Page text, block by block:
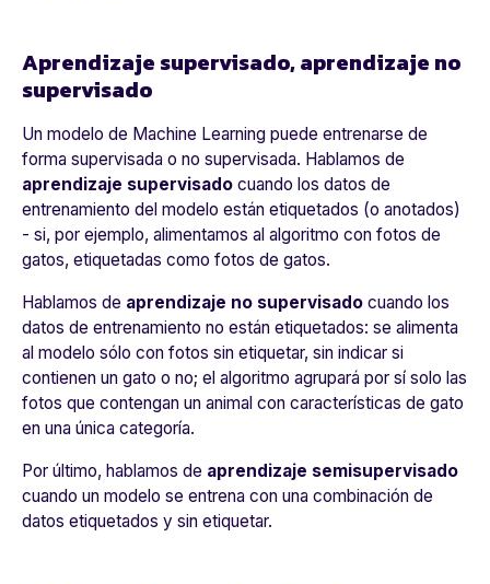
Aprendizaje supervisado, aprendizaje no
supervisado
Un modelo de Machine Learning puede entrenarse de
forma supervisada o no supervisada. Hablamos de
aprendizaje supervisado cuando los datos de
entrenamiento del modelo están etiquetados (o anotados)
- si, por ejemplo, alimentamos al algoritmo con fotos de
gatos, etiquetadas como fotos de gatos.
Hablamos de aprendizaje no supervisado cuando los
datos de entrenamiento no están etiquetados: se alimenta
al modelo sólo con fotos sin etiquetar, sin indicar si
contienen un gato o no; el algoritmo agrupará por sí solo las
fotos que contengan un animal con características de gato
en una única categoría.
Por último, hablamos de aprendizaje semisupervisado
cuando un modelo se entrena con una combinación de
datos etiquetados y sin etiquetar.